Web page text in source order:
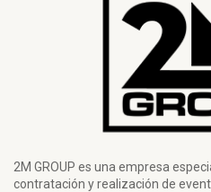
2M GROUP es una empresa
contratación y realización de